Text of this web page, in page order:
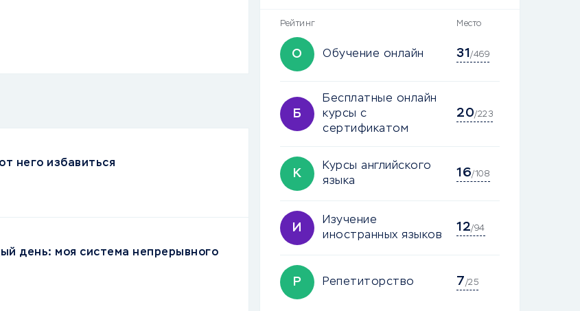
него избавиться
день: моя система непрерывного
Рейтинг Место
О Обучение онлайн 31 /469
Б
Бесплатные онлайн
курсы с
сертификатом
20/223
К
Курсы английского
языка
16/108
И
Изучение
иностранных языков
12/94
Р Репетиторство 7/25